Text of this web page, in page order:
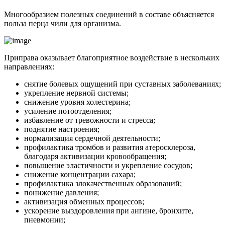
Многообразием полезных соединений в составе объясняется
польза перца чили для организма.
Приправа оказывает благоприятное воздействие в нескольких
направлениях:
снятие болевых ощущений при суставных заболеваниях;
укрепление нервной системы;
снижение уровня холестерина;
усиление потоотделения;
избавление от тревожности и стресса;
поднятие настроения;
нормализация сердечной деятельности;
профилактика тромбов и развития атеросклероза,
благодаря активизации кровообращения;
повышение эластичности и укрепление сосудов;
снижение концентрации сахара;
профилактика злокачественных образований;
понижение давления;
активизация обменных процессов;
ускорение выздоровления при ангине, бронхите,
пневмонии;